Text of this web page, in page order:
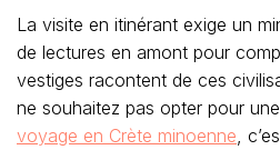
La visite en itinérant exige un
de lectures en amont pour
vestiges racontent de ces
ne souhaitez pas opter pour
voyage en Crète minoenne ,